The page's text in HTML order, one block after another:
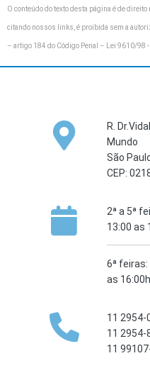
O conteúdo do texto desta página é de
citando nossos links, é proibida sem a
– artigo 184 do Código Penal – Lei 9610/98
R.
Mundo
São
CEP:
2ª a 5ª
13:00 as
6ª feiras:
as
11 2954-
11 2954-
11